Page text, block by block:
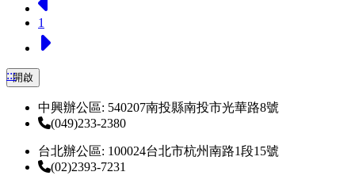
1
:::開啟
中興辦公區: 540207南投縣南投市光華路8號
(049)233-2380
台北辦公區: 100024台北市杭州南路1段15號
(02)2393-7231